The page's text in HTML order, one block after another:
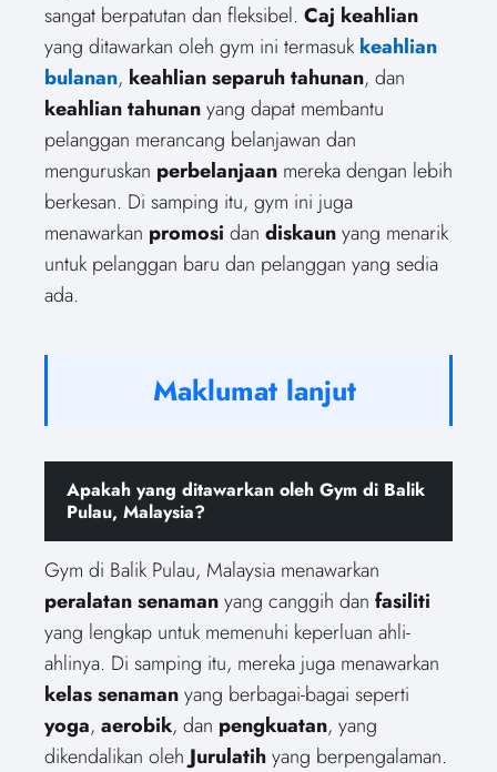
sangat berpatutan dan fleksibel. Caj keahlian
yang ditawarkan oleh gym ini termasuk keahlian
bulanan, keahlian separuh tahunan, dan
keahlian tahunanyang dapat membantu
pelanggan merancang belanjawan dan
menguruskan perbelanjaan mereka dengan lebih
berkesan. Di samping itu, gym ini juga
menawarkan promosi dan diskaunyang menarik
untuk pelanggan baru dan pelanggan yang sedia
ada.
Maklumat lanjut
Apakah yang ditawarkan oleh Gym di Balik
Pulau, Malaysia?
Gym di Balik Pulau, Malaysia menawarkan
peralatan senamanyang canggih dan fasiliti
yang lengkap untuk memenuhi keperluan ahli-
ahlinya. Di samping itu, mereka juga menawarkan
kelas senamanyang berbagai-bagai seperti
yoga, aerobik, dan pengkuatan, yang
dikendalikan oleh Jurulatihyang berpengalaman.